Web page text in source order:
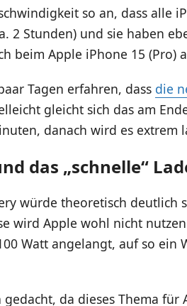
so an, dass alle
2 Stunden) und sie haben
beim Apple iPhone 15 (Pro)
Tagen erfahren, dass die
gleicht sich das am
danach wird es extrem
das „schnelle“
würde theoretisch deutlich
wird Apple wohl nicht
Watt angelangt, auf so ein
da dieses Thema für